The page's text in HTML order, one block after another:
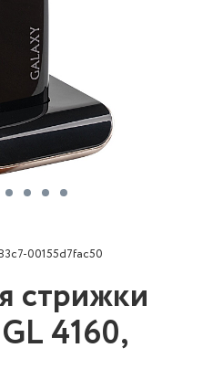
00155d7fac50
стрижки
4160,